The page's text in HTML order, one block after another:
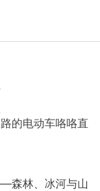
的电动车咯咯直
森林、冰河与山